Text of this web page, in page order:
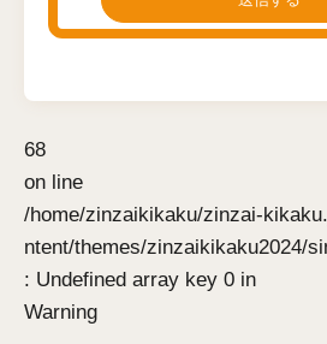
Warning
: Undefined array key 0 in
/home/zinzaikikaku/zinzai-
ntent/themes/zinzaikikaku2024/
on line
68